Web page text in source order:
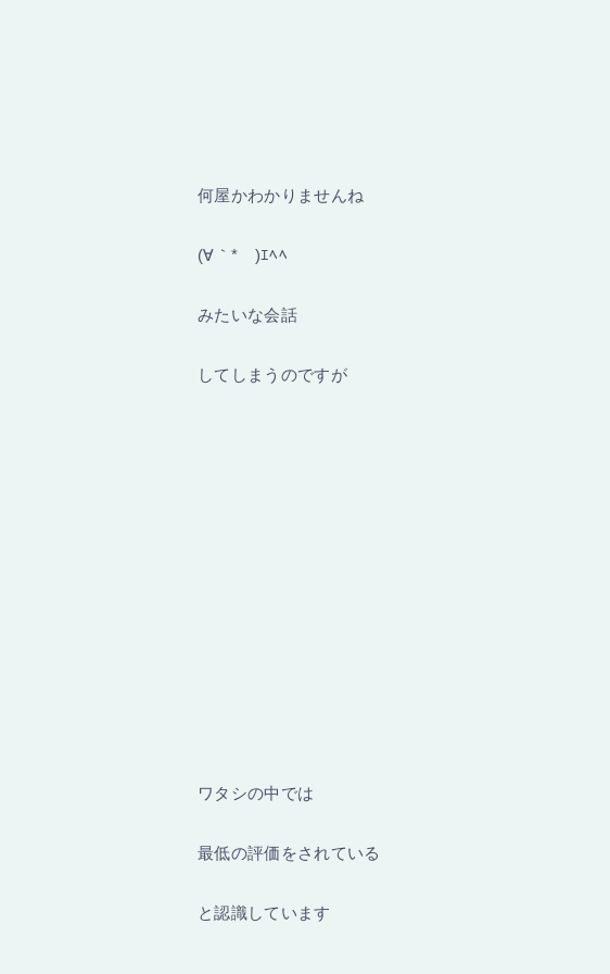
何屋かわかりませんね
(∀｀*ゞ)ｴﾍﾍ
みたいな会話
してしまうのですが
ワタシの中では
最低の評価をされている
と認識しています